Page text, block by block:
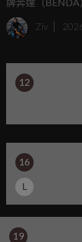
師，過去他們憑
不少話題，而這
Ziv
12
16
L
19